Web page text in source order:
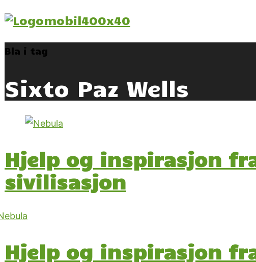
Bla i tag
Sixto Paz Wells
Hjelp og inspirasjon
sivilisasjon
Hjelp og inspirasjon